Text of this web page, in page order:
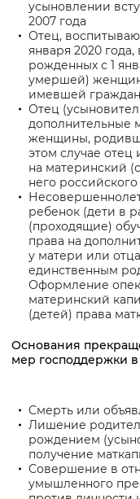
усыновлении
2007 года
Отец,
января 2020
рожденных с 1
умершей)
имевшей
Отец
дополнительные
женщины,
этом случае
на материнский
него
ребенок (дети в
(проходящие)
права на
у матери или
единственным
Оформление
материнский
(детей) права
Основания
мер господдержки в
Смерть или
Лишение
рождением
получение
Совершение в
умышленного